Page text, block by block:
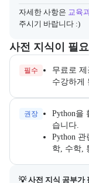
자세한 사항은 교육
주시기 바랍니다 :)
사전 지식이 필
수강 전 준비하면 좋
필수
무료로
수강하게
권장
Python을
습니다.
Python
학, 수학,
사전 지식 공부가 필
💡 사전 지식 공부가